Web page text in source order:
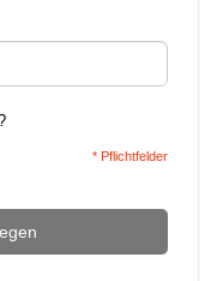
* Pflichtfelder